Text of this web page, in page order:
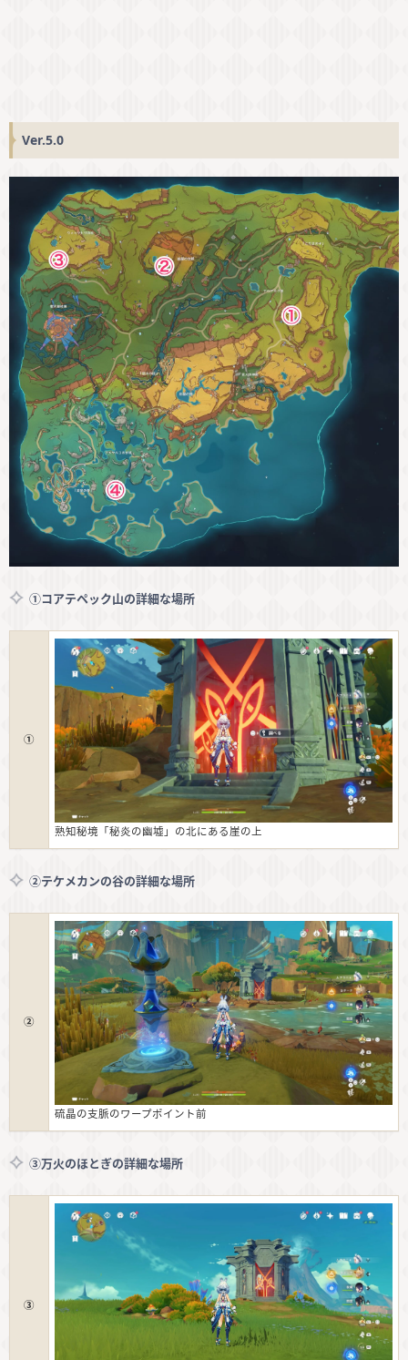
Ver.5.0
①コアテペック山の詳細な場所
①
熟知秘境「秘炎の幽墟」の北にある崖の上
②テケメカンの谷の詳細な場所
②
硫晶の支脈のワープポイント前
③万火のほとぎの詳細な場所
③